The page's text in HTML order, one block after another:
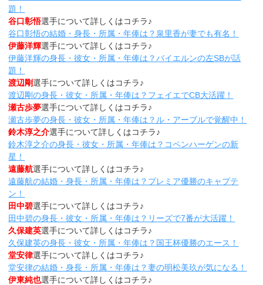
題！
谷口彰悟選手について詳しくはコチラ♪
谷口彰悟の結婚・身長・所属・年俸は？泉里香が妻でも有名！
伊藤洋輝選手について詳しくはコチラ♪
伊藤洋輝の身長・彼女・所属・年俸は？バイエルンの左SBが話
題！
渡辺剛選手について詳しくはコチラ♪
渡辺剛の身長・彼女・所属・年俸は？フェイエでCB大活躍！
瀬古歩夢選手について詳しくはコチラ♪
瀬古歩夢の身長・彼女・所属・年俸は？ル・アーブルで覚醒中！
鈴木淳之介選手について詳しくはコチラ♪
鈴木淳之介の身長・彼女・所属・年俸は？コペンハーゲンの新
星！
遠藤航選手について詳しくはコチラ♪
遠藤航の結婚・身長・所属・年俸は？プレミア優勝のキャプテ
ン！
田中碧選手について詳しくはコチラ♪
田中碧の身長・彼女・所属・年俸は？リーズで7番が大活躍！
久保建英選手について詳しくはコチラ♪
久保建英の身長・彼女・所属・年俸は？国王杯優勝のエース！
堂安律選手について詳しくはコチラ♪
堂安律の結婚・身長・所属・年俸は？妻の明松美玖が気になる！
伊東純也選手について詳しくはコチラ♪